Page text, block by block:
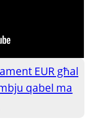
EUR għal
qabel ma